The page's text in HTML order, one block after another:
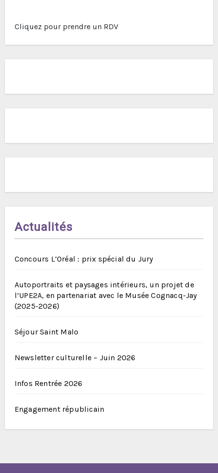
Cliquez pour prendre un RDV
Actualités
Concours L’Oréal : prix spécial du Jury
Autoportraits et paysages intérieurs, un projet de
l’UPE2A, en partenariat avec le Musée Cognacq-Jay
(2025-2026)
Séjour Saint Malo
Newsletter culturelle – Juin 2026
Infos Rentrée 2026
Engagement républicain